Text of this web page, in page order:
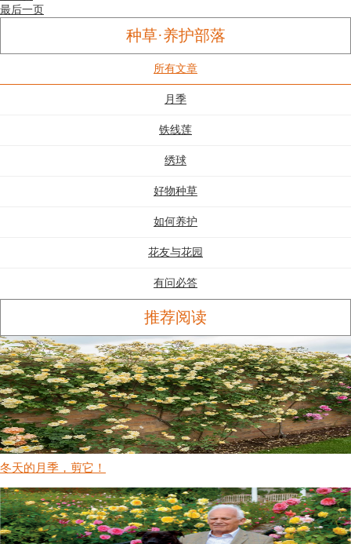
最后一页
种草·养护部落
所有文章
月季
铁线莲
绣球
好物种草
如何养护
花友与花园
有问必答
推荐阅读
冬天的月季，剪它！